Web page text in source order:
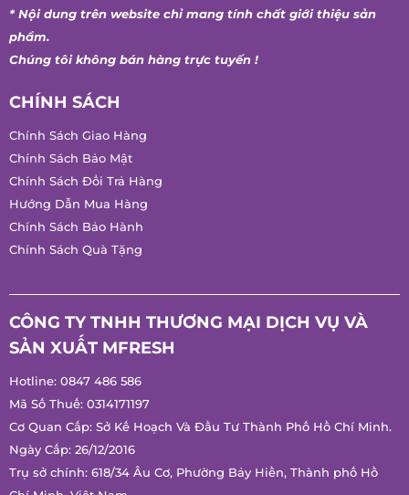
* Nội dung trên website chỉ mang tính chất giới thiệu sản
phẩm.
Chúng tôi không bán hàng trực tuyến !
CHÍNH SÁCH
Chính Sách Giao Hàng
Chính Sách Bảo Mật
Chính Sách Đổi Trả Hàng
Hướng Dẫn Mua Hàng
Chính Sách Bảo Hành
Chính Sách Quà Tặng
CÔNG TY TNHH THƯƠNG MẠI DỊCH VỤ VÀ
SẢN XUẤT MFRESH
Hotline: 0847 486 586
Mã Số Thuế: 0314171197
Cơ Quan Cấp: Sở Kế Hoạch Và Đầu Tư Thành Phố Hồ Chí Minh.
Ngày Cấp: 26/12/2016
Trụ sở chính: 618/34 Âu Cơ, Phường Bảy Hiền, Thành phố Hồ